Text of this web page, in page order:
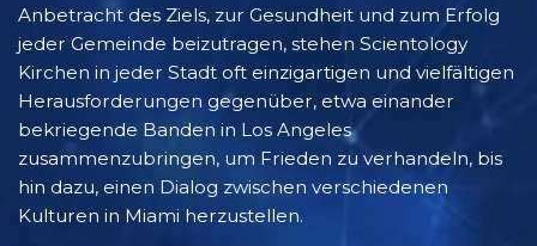
Anbetracht des Ziels, zur Gesundheit und zum Erfolg
jeder Gemeinde beizutragen, stehen Scientology
Kirchen in jeder Stadt oft einzigartigen und vielfältigen
Herausforderungen gegenüber, etwa einander
bekriegende Banden in Los Angeles
zusammenzubringen, um Frieden zu verhandeln, bis
hin dazu, einen Dialog zwischen verschiedenen
Kulturen in Miami herzustellen.